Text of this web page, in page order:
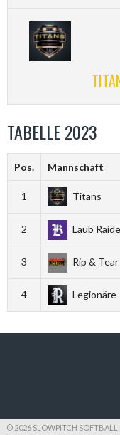
TABELLE 2023
Pos. Mannschaft
1 Titans
2 Laub
3 Rip & Tear
4 Legionäre
© 2026 SLOWPITCH SOFTBALL